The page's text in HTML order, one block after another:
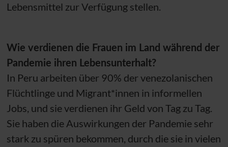
Lebensmittel zur Verfügung stellen.
Wie verdienen die Frauen im Land während der
Pandemie ihren Lebensunterhalt?
In Peru arbeiten über 90% der venezolanischen
Flüchtlinge und Migrant*innen in informellen
Jobs, und sie verdienen ihr Geld von Tag zu Tag.
Sie haben die Auswirkungen der Pandemie sehr
stark zu spüren bekommen, durch die sie in vielen